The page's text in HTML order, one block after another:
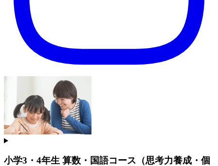
小学3・4年生 算数・国語コース（思考力養成・個